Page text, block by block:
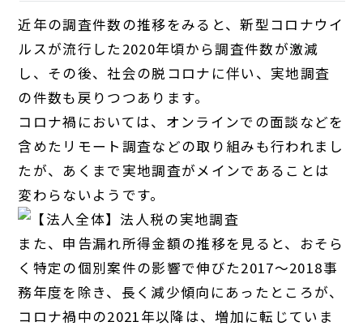
近年の調査件数の推移をみると、新型コロナウイ
ルスが流行した2020年頃から調査件数が激減
し、その後、社会の脱コロナに伴い、実地調査
の件数も戻りつつあります。
コロナ禍においては、オンラインでの面談などを
含めたリモート調査などの取り組みも行われまし
たが、あくまで実地調査がメインであることは
変わらないようです。
また、申告漏れ所得金額の推移を見ると、おそら
く特定の個別案件の影響で伸びた2017～2018事
務年度を除き、長く減少傾向にあったところが、
コロナ禍中の2021年以降は、増加に転じていま